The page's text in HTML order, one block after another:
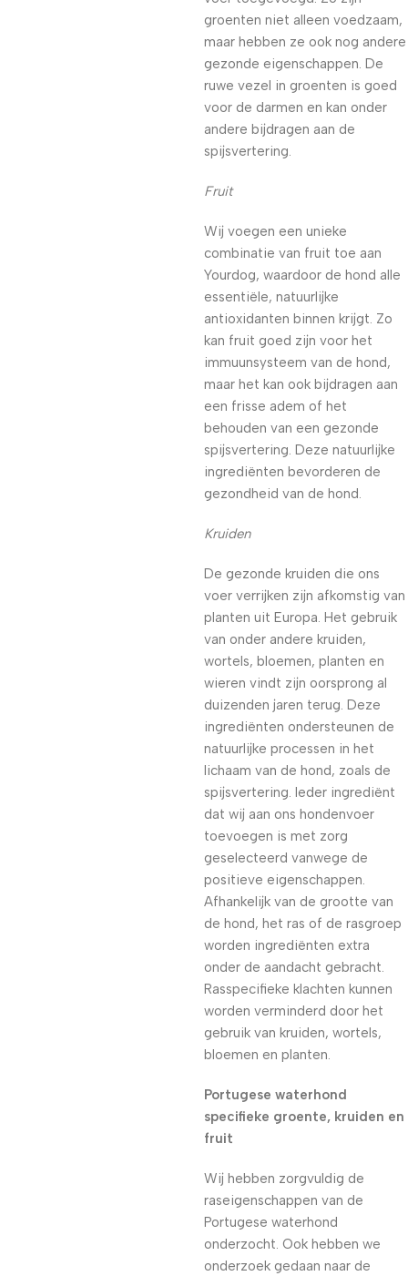
groenten niet alleen voedzaam,
maar hebben ze ook nog andere
gezonde eigenschappen. De
ruwe vezel in groenten is goed
voor de darmen en kan onder
andere bijdragen aan de
spijsvertering.
Fruit
Wij voegen een unieke
combinatie van fruit toe aan
Yourdog, waardoor de hond alle
essentiële, natuurlijke
antioxidanten binnen krijgt. Zo
kan fruit goed zijn voor het
immuunsysteem van de hond,
maar het kan ook bijdragen aan
een frisse adem of het
behouden van een gezonde
spijsvertering. Deze natuurlijke
ingrediënten bevorderen de
gezondheid van de hond.
Kruiden
De gezonde kruiden die ons
voer verrijken zijn afkomstig van
planten uit Europa. Het gebruik
van onder andere kruiden,
wortels, bloemen, planten en
wieren vindt zijn oorsprong al
duizenden jaren terug. Deze
ingrediënten ondersteunen de
natuurlijke processen in het
lichaam van de hond, zoals de
spijsvertering. Ieder ingrediënt
dat wij aan ons hondenvoer
toevoegen is met zorg
geselecteerd vanwege de
positieve eigenschappen.
Afhankelijk van de grootte van
de hond, het ras of de rasgroep
worden ingrediënten extra
onder de aandacht gebracht.
Rasspecifieke klachten kunnen
worden verminderd door het
gebruik van kruiden, wortels,
bloemen en planten.
Portugese waterhond
specifieke groente, kruiden en
fruit
Wij hebben zorgvuldig de
raseigenschappen van de
Portugese waterhond
onderzocht. Ook hebben we
onderzoek gedaan naar de